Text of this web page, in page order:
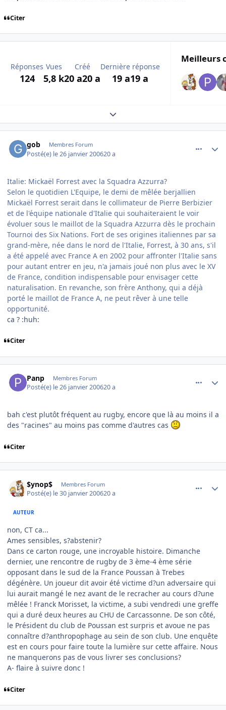
Citer
Réponses
124
Vues
5,8 k
Créé
20 a20 a
Dernière réponse
19 a19 a
Meilleurs
Expand topic overview
gob Membres Forum
Posté(e) le 26 janvier 200620 a
Italie: Mickaël Forrest avec la Squadra Azzurra?
Selon le quotidien L'Equipe, le demi de mêlée berjallien
Mickaël Forrest serait dans le collimateur de Pierre Berbizier
et de l'équipe nationale d'Italie qui souhaiteraient le voir
évoluer sous le maillot de la Squadra Azzurra dès le prochain
Tournoi des Six Nations. Fort de ses origines italiennes par sa
grand-mère, née dans le nord de l'Italie, Forrest, à 30 ans, s'il
a été appelé avec France A en 2002 pour affronter l'Italie sans
pour autant entrer en jeu, n'a jamais joué non plus avec le XV
de France, condition indispensable pour envisager cette
naturalisation. En revanche, son frère Anthony, qui a déjà
porté le maillot de France A, ne peut rêver à une telle
opportunité.
ca ? :huh:
Citer
Panp Membres Forum
Posté(e) le 26 janvier 200620 a
bah c'est plutôt fréquent au rugby, encore que là au moins il a
des "racines" au moins pas comme d'autres cas
Citer
$ynop$ Membres Forum
Posté(e) le 30 janvier 200620 a
AUTEUR
non, CT ca...
Ames sensibles, s?abstenir?
Dans ce carton rouge, une incroyable histoire. Dimanche
dernier, une rencontre de rugby de 3 ème-4 ème série
opposant dans le sud de la France Poussan à Trebes
dégénère. Un joueur dit avoir été victime d?un adversaire qui
lui aurait mangé le nez avant de le recracher au cours d?une
mêlée ! Franck Morisset, la victime, a subi vendredi une greffe
qui a duré deux heures au CHU de Carcassonne. De son côté,
le Président du club de Poussan est surpris et avoue ne pas
connaître d?anthropophage au sein de son club. Une enquête
est en cours pour faire toute la lumière sur cette affaire. Nous
ne manquerons pas de vous livrer ses conclusions?
A- flaire à suivre donc !
Citer